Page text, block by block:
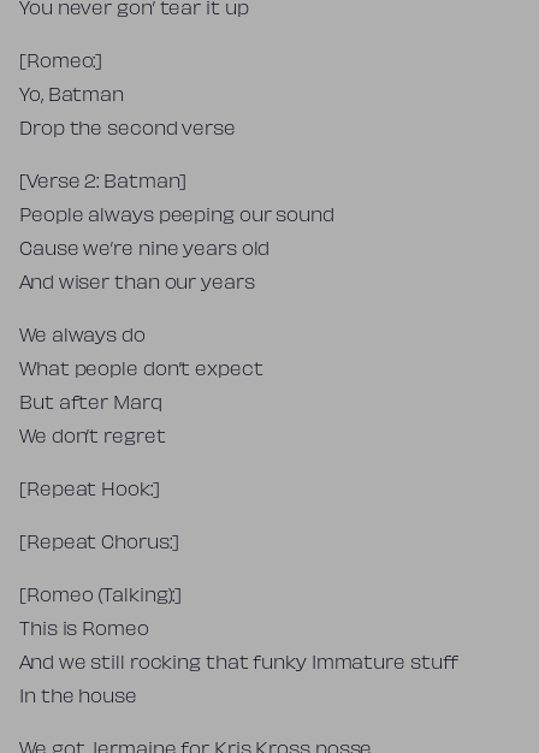
You never gon’ tear it up
[Romeo:]
Yo, Batman
Drop the second verse
[Verse 2: Batman]
People always peeping our sound
Cause we’re nine years old
And wiser than our years
We always do
What people don’t expect
But after Marq
We don’t regret
[Repeat Hook:]
[Repeat Chorus:]
[Romeo (Talking):]
This is Romeo
And we still rocking that funky Immature stuff
In the house